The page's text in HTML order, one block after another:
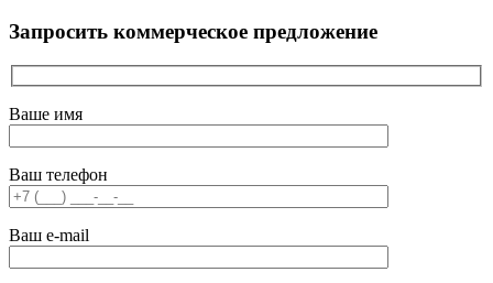
Запросить коммерческое предложение
Ваше имя
Ваш телефон
Ваш e-mail